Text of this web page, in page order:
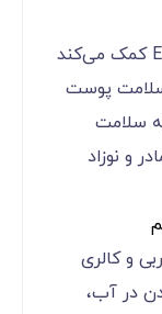
شیر بادام به تأمین کلسیم و ویتامین E کمک می‌کند
پوست
سلامت
و نوزاد
و کالری
در آب،